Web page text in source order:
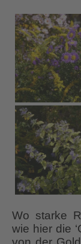
Wo starke
wie hier die